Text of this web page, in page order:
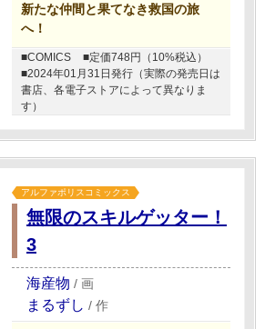
新たな仲間と果てなき救国の旅
へ！
■COMICS
■定価748円（10%税込）
■2024年01月31日発行（実際の発売日は
書店、各電子ストアによって異なりま
す）
アルファポリスコミックス
無限のスキルゲッター！
3
海産物 / 画
まるずし / 作